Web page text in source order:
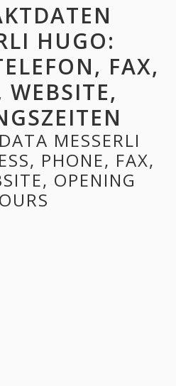
HUGO:
FAX,
MESSERLI
PHONE, FAX,
OPENING